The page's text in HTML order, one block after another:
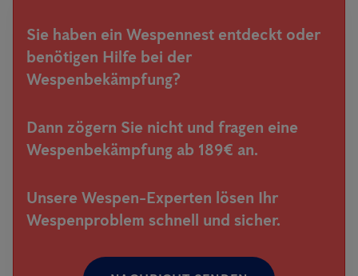
Sie haben ein Wespennest entdeckt oder
benötigen Hilfe bei der
Wespenbekämpfung?
Dann zögern Sie nicht und fragen eine
Wespenbekämpfung ab 189€ an.
Unsere Wespen-Experten lösen Ihr
Wespenproblem schnell und sicher.